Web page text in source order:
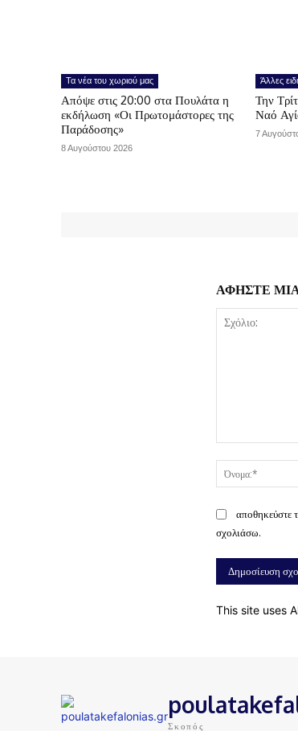
Τα νέα του χωριού μας
Απόψε στις 20:00 στα Πουλάτα η
εκδήλωση «Οι Πρωτομάστορες της
Παράδοσης»
8 Αυγούστου 2026
Άλλες
Την
Ναό
7
ΑΦΗΣΤΕ
αποθηκεύστε
σχολιάσω.
This site uses
Σκοπός